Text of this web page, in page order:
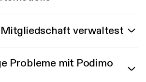
Mitgliedschaft verwaltest
Probleme mit Podimo